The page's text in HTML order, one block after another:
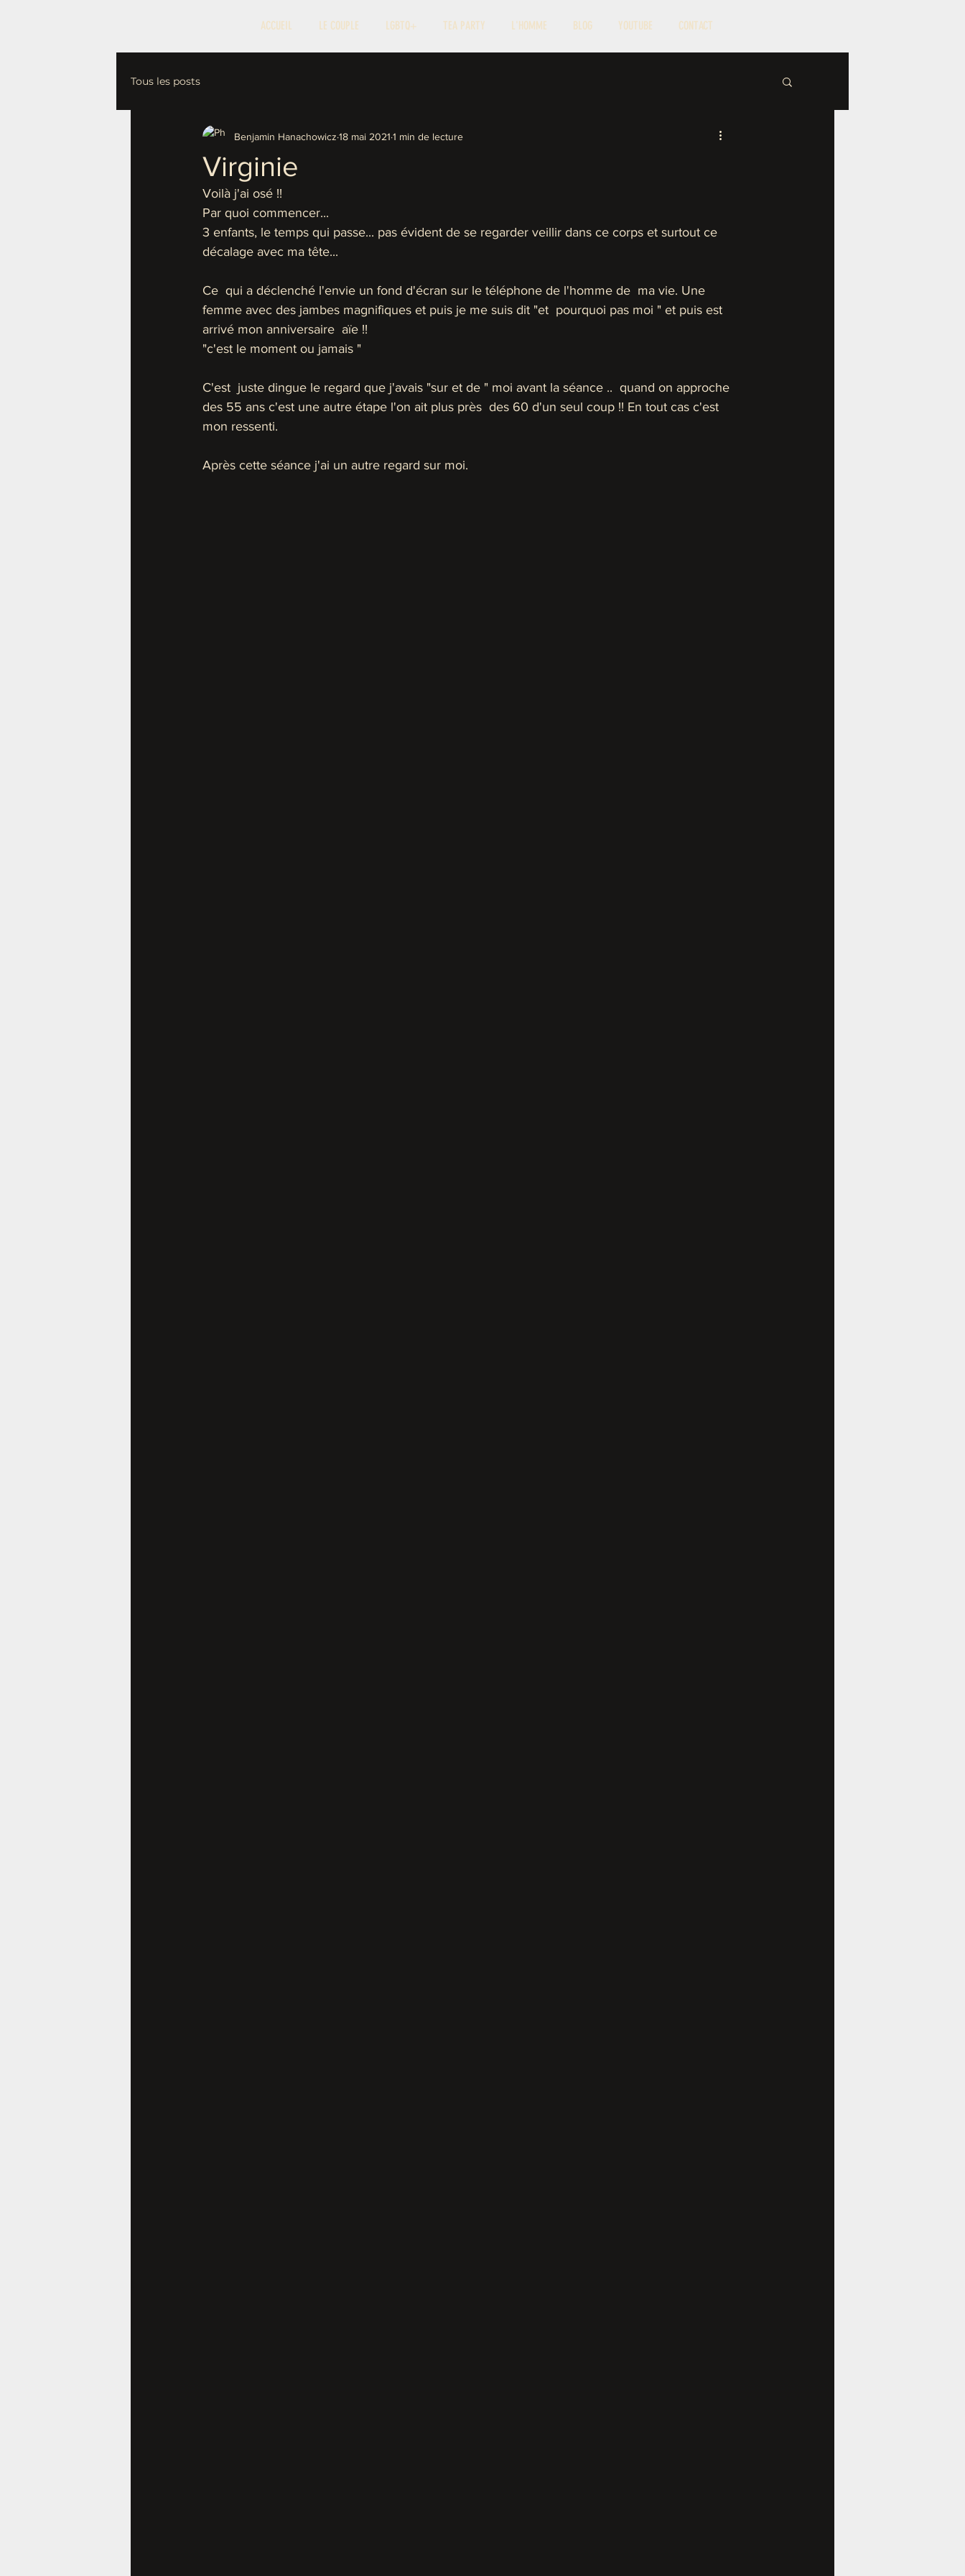
ACCUEIL LE COUPLE LGBTQ+ TEA PARTY L'HOMME BLOG YOUTUBE CONTACT
Tous les posts
Virginie
Benjamin Hanachowicz 18 mai 2021 1 min de lecture
Voilà j'ai osé !!
Par quoi commencer...
3 enfants, le temps qui passe... pas évident de se regarder veillir dans ce corps et surtout ce
décalage avec ma tête...
Ce  qui a déclenché l'envie un fond d'écran sur le téléphone de l'homme de  ma vie. Une
femme avec des jambes magnifiques et puis je me suis dit "et  pourquoi pas moi " et puis est
arrivé mon anniversaire  aïe !!
"c'est le moment ou jamais "
C'est  juste dingue le regard que j'avais "sur et de " moi avant la séance ..  quand on approche
des 55 ans c'est une autre étape l'on ait plus près  des 60 d'un seul coup !! En tout cas c'est
mon ressenti.
Après cette séance j'ai un autre regard sur moi.